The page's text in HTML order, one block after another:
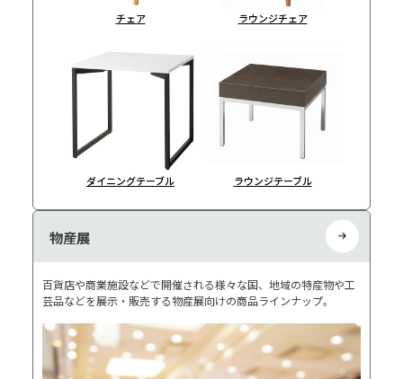
チェア ラウンジチェア
ダイニングテーブル ラウンジテーブル
物産展
百貨店や商業施設などで開催される様々な国、地域の特産物や工
芸品などを展示・販売する物産展向けの商品ラインナップ。